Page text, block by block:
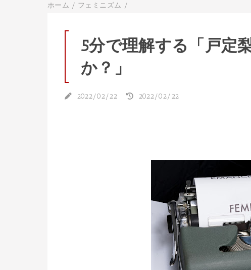
ホーム / フェミニズム /
5分で理解する「戸定
か？」
2022/02/22
2022/02/22